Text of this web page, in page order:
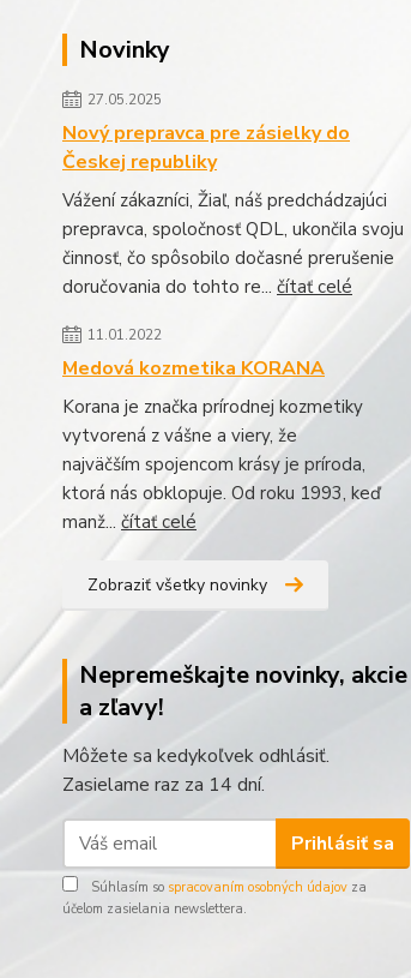
Novinky
27.05.2025
Nový prepravca pre zásielky do
Českej republiky
Vážení zákazníci, Žiaľ, náš predchádzajúci
prepravca, spoločnosť QDL, ukončila svoju
činnosť, čo spôsobilo dočasné prerušenie
doručovania do tohto re... čítať celé
11.01.2022
Medová kozmetika KORANA
Korana je značka prírodnej kozmetiky
vytvorená z vášne a viery, že
najväčším spojencom krásy je príroda,
ktorá nás obklopuje. Od roku 1993, keď
manž... čítať celé
Zobraziť všetky novinky
Nepremeškajte novinky, akcie
a zľavy!
Môžete sa kedykoľvek odhlásiť.
Zasielame raz za 14 dní.
Prihlásiť sa
Súhlasím so spracovaním osobných údajov za
účelom zasielania newslettera.